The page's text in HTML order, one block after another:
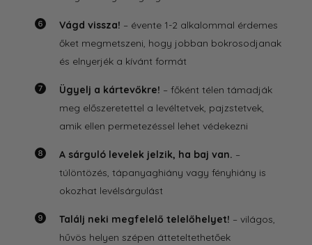
Vágd vissza! – évente 1-2 alkalommal érdemes
őket megmetszeni, hogy jobban bokrosodjanak
és elnyerjék a kívánt formát
Ügyelj a kártevőkre! – főként télen támadják
meg előszeretettel a levéltetvek, pajzstetvek,
amik ellen permetezéssel lehet védekezni
A sárguló levelek jelzik, ha baj van. –
túlöntözés, tápanyaghiány vagy fényhiány is
okozhat levélsárgulást
Találj neki megfelelő telelőhelyet! – világos,
hűvös helyen szépen átteteltethetőek